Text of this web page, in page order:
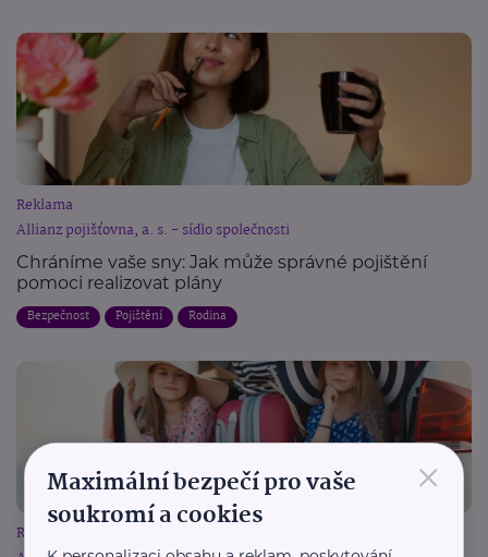
Reklama
Allianz pojišťovna, a. s. - sídlo společnosti
Chráníme vaše sny: Jak může správné pojištění
pomoci realizovat plány
Bezpečnost Pojištění Rodina
Reklama
×
Maximální bezpečí pro vaše
soukromí a cookies